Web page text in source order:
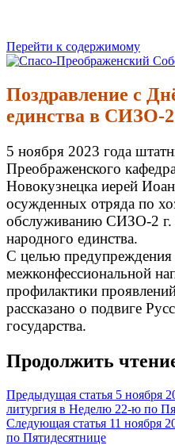
Перейти к содержимому
Спасо-Преображенский Собор
Спасо-Преображенский
Поздравление с
единства в СИЗО-2
5 ноября 2023 года
Преображенского
Новокузнецка иерей
осужденных отряда по
обслуживанию СИЗО-2 г.
народного единства.
С целью предупреждения
межконфессиональной
профилактики
рассказано о подвиге
государства.
Продолжить
Предыдущая статья 5 ноября
литургия в Неделю 22-ю по
Следующая статья 11 ноября
по Пятидесятнице